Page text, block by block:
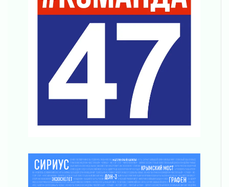
Строительные компании Ленобласти
подняли зарплаты почти на 40% за год
Шесть новых жизней в честь дня рождения
Ленинградской области
03 августа 2026
Уроки безопасности для детей и взрослых
Ленобласть отмечает День Воздушно-
Ленобласть отметила заслуги жителей перед
регионом и страной
02 августа 2026